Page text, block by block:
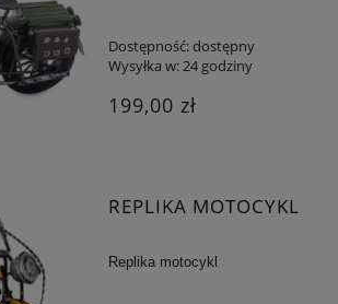
DO KOSZYKA
Dostępność:dostępny
Wysyłka w:24 godziny
199,00 zł
REPLIKA MOTOCYKL
Replika motocykl